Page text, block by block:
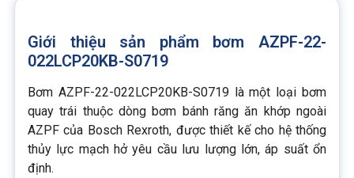
Giới thiệu sản phẩm bơm AZPF-22-
022LCP20KB-S0719
Bơm AZPF-22-022LCP20KB-S0719 là một loại bơm
quay trái thuộc dòng bơm bánh răng ăn khớp ngoài
AZPF của Bosch Rexroth, được thiết kế cho hệ thống
thủy lực mạch hở yêu cầu lưu lượng lớn, áp suất ổn
định.